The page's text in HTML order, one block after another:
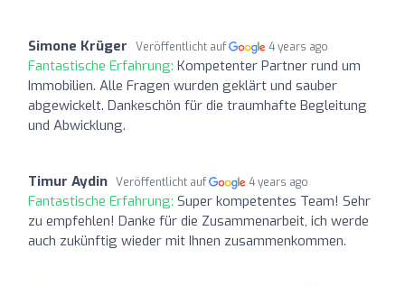
Simone Krüger Veröffentlicht auf 4 years ago
Fantastische Erfahrung: Kompetenter Partner rund um
Immobilien. Alle Fragen wurden geklärt und sauber
abgewickelt. Dankeschön für die traumhafte Begleitung
und Abwicklung.
Timur Aydin Veröffentlicht auf 4 years ago
Fantastische Erfahrung: Super kompetentes Team! Sehr
zu empfehlen! Danke für die Zusammenarbeit, ich werde
auch zukünftig wieder mit Ihnen zusammenkommen.